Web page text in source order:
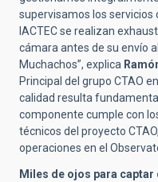
supervisamos los
IACTEC se realizan
cámara antes de su envío
Muchachos”, explica
Principal del grupo CTAO
calidad resulta
componente cumple con
técnicos del proyecto
operaciones en el
Miles de ojos para